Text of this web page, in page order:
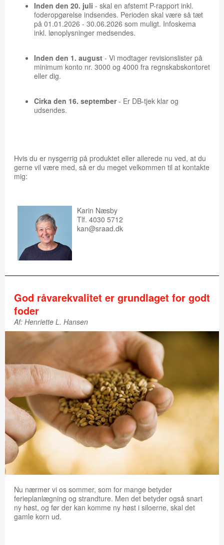
Inden den 20. juli - skal en afstemt P-rapport inkl.
foderopgørelse indsendes. Perioden skal være så tæt
på 01.01.2026 - 30.06.2026 som muligt. Infoskema
inkl. lønoplysninger medsendes.
Inden den 1. august - Vi modtager revisionslister på
minimum konto nr. 3000 og 4000 fra regnskabskontoret
eller dig.
Cirka den 16. september- Er DB-tjek klar og
udsendes.
Hvis du er nysgerrig på produktet eller allerede nu ved, at du
gerne vil være med, så er du meget velkommen til at kontakte
mig:​
Karin Næsby
Tlf. 4030 5712
kan@sraad.dk
God råvarekvalitet er grundlaget for godt
foder
Af: Henriette L. Hansen
Nu nærmer vi os sommer, som for mange betyder
ferieplanlægning og strandture. Men det betyder også snart
ny høst, og før der kan komme ny høst i siloerne, skal det
gamle korn ud.